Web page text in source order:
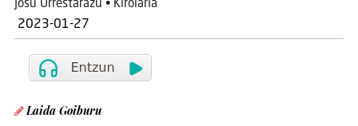
Josu Urrestarazu • Kirolaria
2023-01-27
Laida Goiburu